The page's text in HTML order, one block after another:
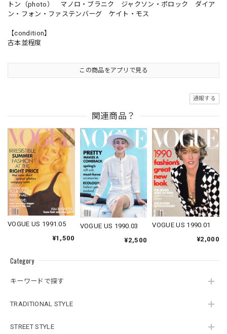
Category
キーワードで探す
TRADITIONAL STYLE
STREET STYLE
トン（photo） マノロ・ブラニク ジャクソン・ポロック ダイア
ン・フォン・ファステンバーグ ケイト・モス
【condition】
古本並程度
この商品をアプリで見る
通報する
関連商品？
VOGUE US 1991.05
¥1,500
VOGUE US 1990.03
¥2,500
VOGUE US 1990.01
¥2,000